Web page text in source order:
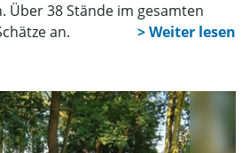
Über 38 Stände im gesamten
an.